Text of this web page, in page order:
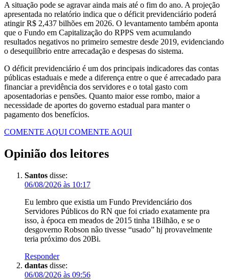
A situação pode se agravar ainda mais até o fim do ano. A projeção
apresentada no relatório indica que o déficit previdenciário poderá
atingir R$ 2,437 bilhões em 2026. O levantamento também aponta
que o Fundo em Capitalização do RPPS vem acumulando
resultados negativos no primeiro semestre desde 2019, evidenciando
o desequilíbrio entre arrecadação e despesas do sistema.
O déficit previdenciário é um dos principais indicadores das contas
públicas estaduais e mede a diferença entre o que é arrecadado para
financiar a previdência dos servidores e o total gasto com
aposentadorias e pensões. Quanto maior esse rombo, maior a
necessidade de aportes do governo estadual para manter o
pagamento dos benefícios.
COMENTE AQUI COMENTE AQUI
Opinião dos leitores
Santos disse:
06/08/2026 às 10:17
Eu lembro que existia um Fundo Previdenciário dos
Servidores Públicos do RN que foi criado exatamente pra
isso, à época em meados de 2015 tinha 1Bilhão, e se o
desgoverno Robson nâo tivesse “usado” hj provavelmente
teria próximo dos 20Bi.
Responder
dantas disse:
06/08/2026 às 09:56